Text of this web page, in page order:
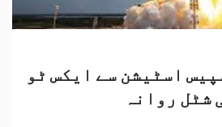
اسٹیشن سے ایکس ٹو
شٹل روانہ